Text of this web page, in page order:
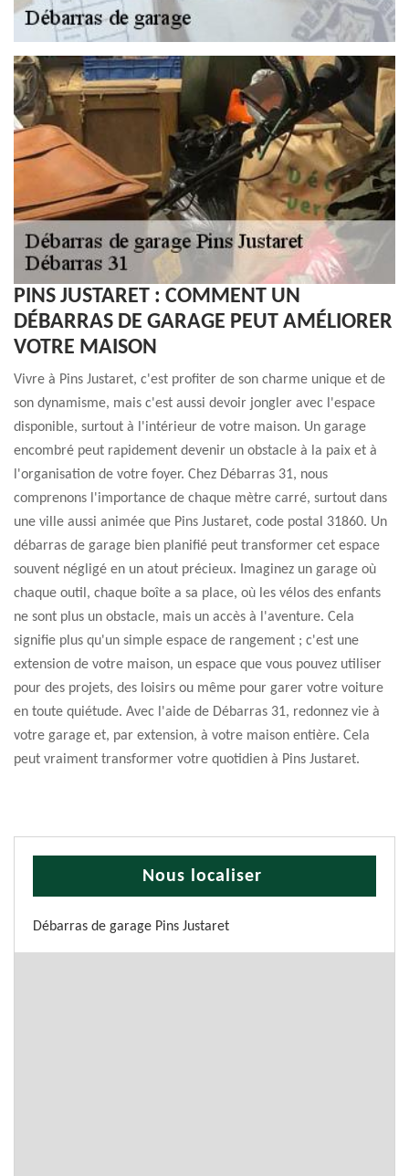
PINS JUSTARET : COMMENT UN
DÉBARRAS DE GARAGE PEUT AMÉLIORER
VOTRE MAISON
Vivre à Pins Justaret, c'est profiter de son charme unique et de
son dynamisme, mais c'est aussi devoir jongler avec l'espace
disponible, surtout à l'intérieur de votre maison. Un garage
encombré peut rapidement devenir un obstacle à la paix et à
l'organisation de votre foyer. Chez Débarras 31, nous
comprenons l'importance de chaque mètre carré, surtout dans
une ville aussi animée que Pins Justaret, code postal 31860. Un
débarras de garage bien planifié peut transformer cet espace
souvent négligé en un atout précieux. Imaginez un garage où
chaque outil, chaque boîte a sa place, où les vélos des enfants
ne sont plus un obstacle, mais un accès à l'aventure. Cela
signifie plus qu'un simple espace de rangement ; c'est une
extension de votre maison, un espace que vous pouvez utiliser
pour des projets, des loisirs ou même pour garer votre voiture
en toute quiétude. Avec l'aide de Débarras 31, redonnez vie à
votre garage et, par extension, à votre maison entière. Cela
peut vraiment transformer votre quotidien à Pins Justaret.
Nous localiser
Débarras de garage Pins Justaret